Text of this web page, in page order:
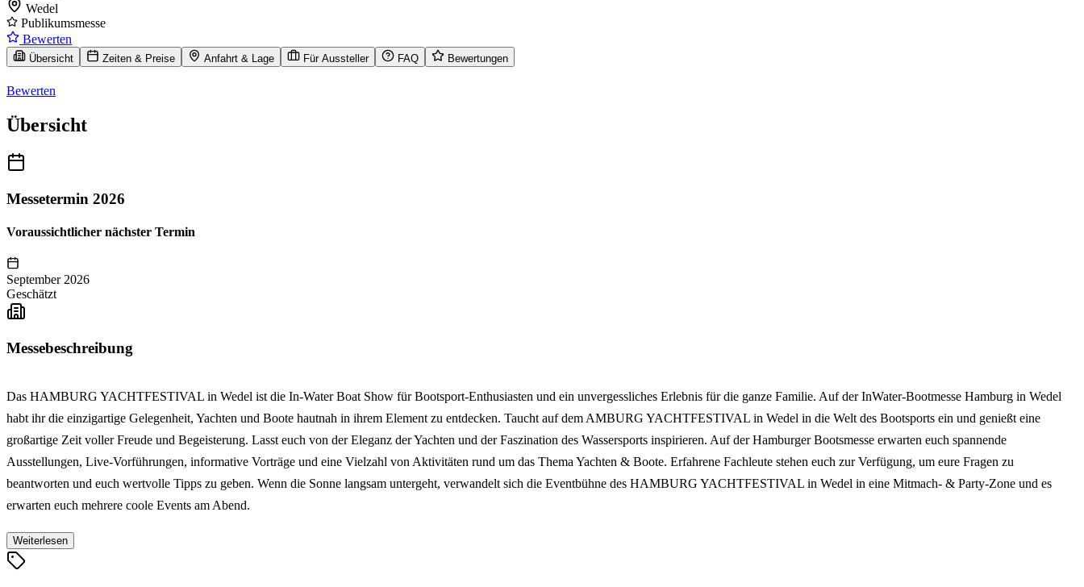
Wedel
Publikumsmesse
Bewerten
Übersicht Zeiten & Preise Anfahrt & Lage Für Aussteller FAQ Bewertungen
Bewerten
Übersicht
Messetermin 2026
Voraussichtlicher nächster Termin
September 2026
Geschätzt
Messebeschreibung
Das HAMBURG YACHTFESTIVAL in Wedel ist die In-Water Boat Show für Bootsport-Enthusiasten und ein unvergessliches Erlebnis für die ganze Familie. Auf der InWater-Bootmesse Hamburg in Wedel
habt ihr die einzigartige Gelegenheit, Yachten und Boote hautnah in ihrem Element zu entdecken. Taucht auf dem AMBURG YACHTFESTIVAL in Wedel in die Welt des Bootsports ein und genießt eine
großartige Zeit voller Freude und Begeisterung. Lasst euch von der Eleganz der Yachten und der Faszination des Wassersports inspirieren. Auf der Hamburger Bootsmesse erwarten euch spannende
Ausstellungen, Live-Vorführungen, informative Vorträge und eine Vielzahl von Aktivitäten rund um das Thema Yachten & Boote. Erfahrene Fachleute stehen euch zur Verfügung, um eure Fragen zu
beantworten und euch wertvolle Tipps zu geben. Wenn die Sonne langsam untergeht, verwandelt sich die Eventbühne des HAMBURG YACHTFESTIVAL in Wedel in eine Mitmach- & Party-Zone und es
erwarten euch mehrere coole Events am Abend.
Weiterlesen